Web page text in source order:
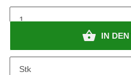
Stk
IN